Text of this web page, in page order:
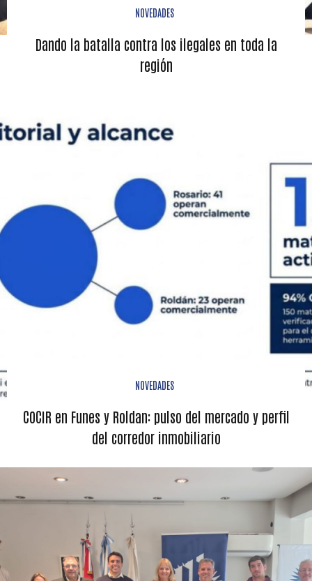
NOVEDADES
Dando la batalla contra los ilegales en toda la
región
NOVEDADES
COCIR en Funes y Roldan: pulso del mercado y perfil
del corredor inmobiliario